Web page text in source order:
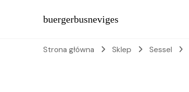
buergerbusneviges
Strona główna Sklep Sessel